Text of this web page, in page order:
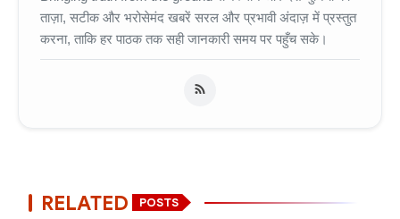
ताज़ा, सटीक और भरोसेमंद खबरें सरल और प्रभावी अंदाज़ में प्रस्तुत
करना, ताकि हर पाठक तक सही जानकारी समय पर पहुँच सके।
RELATED POSTS